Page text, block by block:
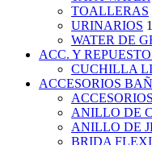
TOALLERAS
URINARIOS 1
WATER DE
ACC. Y
CUCHILLA
ACCESORIOS
ANILLO DE
ANILLO DE
BRIDA